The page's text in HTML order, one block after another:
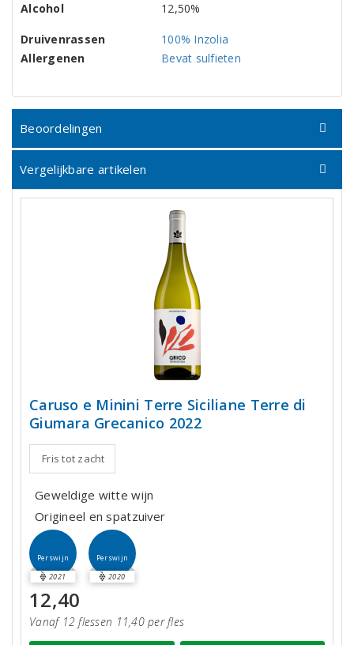
Alcohol
12,50%
Druivenrassen
100% Inzolia
Allergenen
Bevat sulfieten
Beoordelingen
Vergelijkbare artikelen
Caruso e Minini Terre Siciliane Terre di
Giumara Grecanico 2022
Fris tot zacht
Geweldige witte wijn
Origineel en spatzuiver
Perswijn
2021
Perswijn
2020
12,40
Vanaf 12 flessen 11,40 per fles